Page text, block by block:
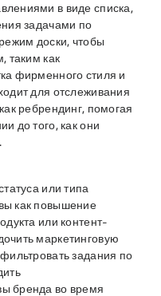
в виде списка,
задачами по
доски, чтобы
таким как
фирменного стиля и
для отслеживания
ребрендинг, помогая
до того, как они
или типа
как повышение
или контент-
маркетинговую
задания по
бренда во время